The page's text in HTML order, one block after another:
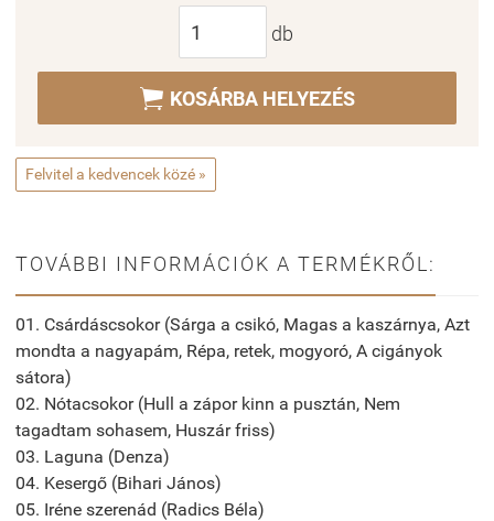
db
 KOSÁRBA HELYEZÉS
Felvitel a kedvencek közé »
TOVÁBBI INFORMÁCIÓK A TERMÉKRŐL:
01. Csárdáscsokor (Sárga a csikó, Magas a kaszárnya, Azt
mondta a nagyapám, Répa, retek, mogyoró, A cigányok
sátora)
02. Nótacsokor (Hull a zápor kinn a pusztán, Nem
tagadtam sohasem, Huszár friss)
03. Laguna (Denza)
04. Kesergő (Bihari János)
05. Iréne szerenád (Radics Béla)